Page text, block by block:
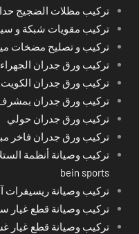
تركيب مظلات الضجيج
تركيب مقويات شبكة و
تركيب و تصليح مضخات
تركيب ورق جدران
تركيب ورق جدران الكويت66405052
تركيب ورق جدران
تركيب ورق جدران حولي
تركيب ورق جدران فاخر
تركيب وصيانة أنظمة
bein sports
تركيب وصيانة ريسيفرات
تركيب وصيانة قطع غيار
تركيب وصيانة قطع غيار